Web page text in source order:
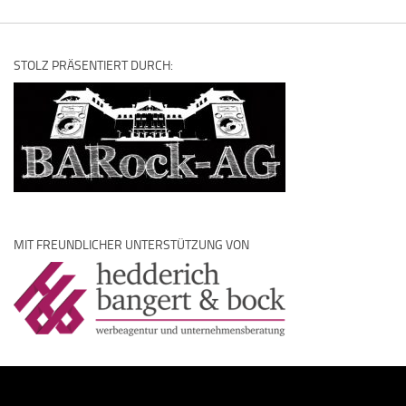
STOLZ PRÄSENTIERT DURCH:
MIT FREUNDLICHER UNTERSTÜTZUNG VON